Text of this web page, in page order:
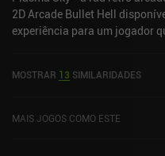
2D Arcade Bullet Hell
experiência para um jogador
Google Play e 4,9 de 5,0 na iOS
MOSTRAR 13 SIMILARIDADES
MAIS JOGOS COMO ESTE